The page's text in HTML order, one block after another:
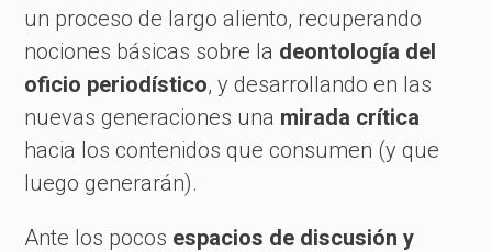
un proceso de largo aliento, recuperando
nociones básicas sobre la deontología del
oficio periodístico, y desarrollando en las
nuevas generaciones una mirada crítica
hacia los contenidos que consumen (y que
luego generarán).
Ante los pocos espacios de discusión y